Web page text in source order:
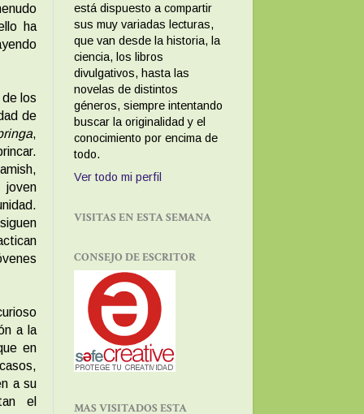
ha
los
de
,
joven
a la
en
a su
el
está dispuesto a compartir
sus muy variadas lecturas,
que van desde la historia, la
ciencia, los libros
divulgativos, hasta las
novelas de distintos
géneros, siempre intentando
buscar la originalidad y el
conocimiento por encima de
todo.
Ver todo mi perfil
VISITAS EN ESTA SEMANA
CONSEJO DE ESCRITOR
MAS VISITADOS ESTA